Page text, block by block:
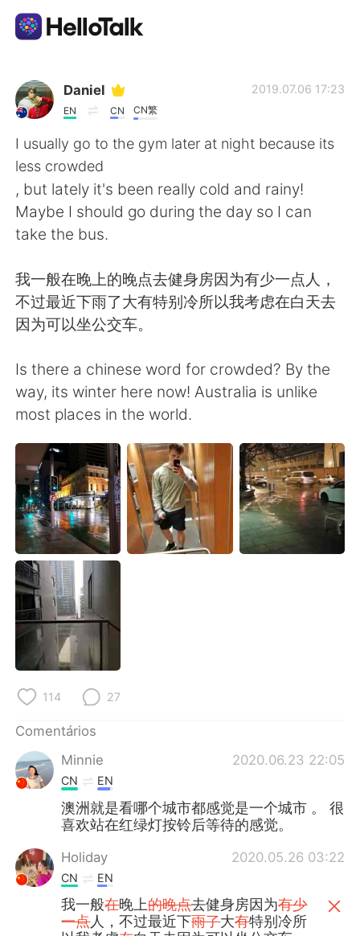
Aplicativo de troca de idioma
AI Grammar Checker
Português
English
繁體中文 Español
العربية
Deutsch 日本語
한국어 Русский
ไทย Indonesia
Italiano Türkçe
Tiếng Việt
Daniel
EN CN CN繁
2019.07.06 17:23
I usually go to the gym later at night because its
less crowded
, but lately it's been really cold and rainy!
Maybe I should go during the day so I can
take the bus.
我一般在晚上的晚点去健身房因为有少一点人，
不过最近下雨了大有特别冷所以我考虑在白天去
因为可以坐公交车。
Is there a chinese word for crowded? By the
way, its winter here now! Australia is unlike
most places in the world.
114 27
Comentários
Minnie
2020.06.23 22:05
CN EN
澳洲就是看哪个城市都感觉是一个城市 。 很
喜欢站在红绿灯按铃后等待的感觉。
Holiday 2020.05.26 03:22
CN EN
我一般在晚上的晚点去健身房因为有少
一点人，不过最近下雨了大有特别冷所